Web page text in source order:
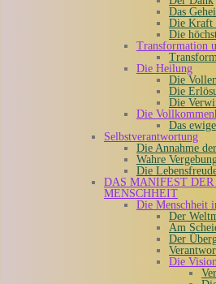
Das
Die Kraft
Die
Transformation
Die Heilung
Die
Die
Die
Die
Das
Selbstverantwortung
Die Annahme
Wahre
Die
DAS MANIFEST DER
MENSCHHEIT
Die Menschheit
Der
Am
Der
Die